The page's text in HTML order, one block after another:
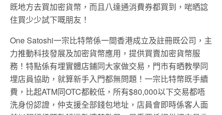
既地方去買加密貨幣，而且八達通消費券都買到，啱晒諗
住買少少試下嘅朋友！
One Satoshi一宗比特幣係一間香港成立及註冊既公司，主
力推動科技發展及加密貨幣應用，提供買賣加密貨幣服
務！特點係有埋實體店鋪同大家做交易，門市有晒教學同
埋店員協助，就算新手入門都無問題！一宗比特幣既手續
費，比起ATM同OTC都較低，所有$80,000以下交易都唔
洗身份認證，仲支援全部錢包地址，店員會即時係客人面